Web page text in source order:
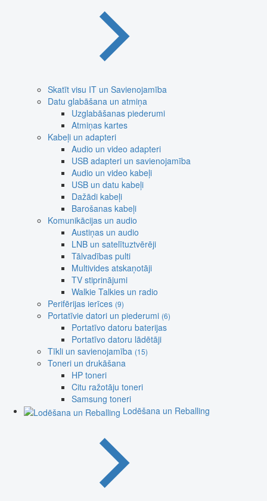
Skatīt visu IT un Savienojamība
Datu glabāšana un atmiņa
Uzglabāšanas piederumi
Atmiņas kartes
Kabeļi un adapteri
Audio un video adapteri
USB adapteri un savienojamība
Audio un video kabeļi
USB un datu kabeļi
Dažādi kabeļi
Barošanas kabeļi
Komunikācijas un audio
Austiņas un audio
LNB un satelītuztvērēji
Tālvadības pulti
Multivides atskaņotāji
TV stiprinājumi
Walkie Talkies un radio
Perifērijas ierīces (9)
Portatīvie datori un piederumi (6)
Portatīvo datoru baterijas
Portatīvo datoru lādētāji
Tīkli un savienojamība (15)
Toneri un drukāšana
HP toneri
Citu ražotāju toneri
Samsung toneri
Lodēšana un Reballing